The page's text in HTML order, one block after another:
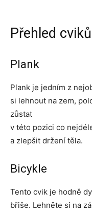
Přehled
Plank
Plank je jedním z
si lehnout na zem,
zůstat
v této pozici co
a zlepšit držení těla.
Bicykle
Tento cvik je hodně
břiše. Lehněte si na